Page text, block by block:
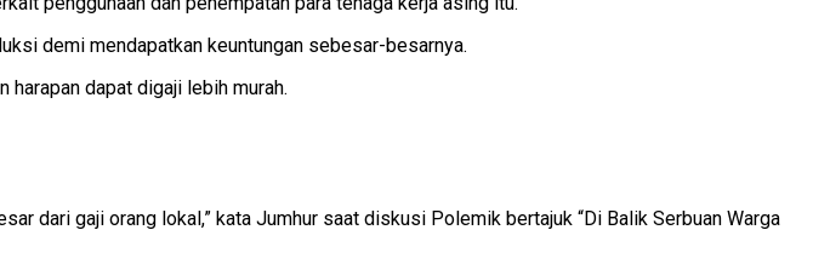
demi mendapatkan keuntungan sebesar-besarnya.
harapan dapat digaji lebih murah.
dari gaji orang lokal,” kata Jumhur saat diskusi Polemik bertajuk “Di Balik Serbuan Warga